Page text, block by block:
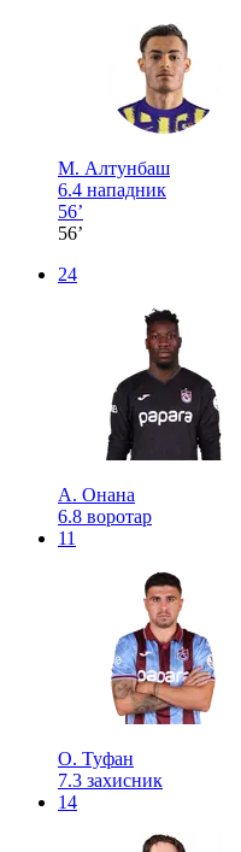
М. Алтунбаш
6.4 нападник
56’
56’
24
А. Онана
6.8 воротар
11
О. Туфан
7.3 захисник
14